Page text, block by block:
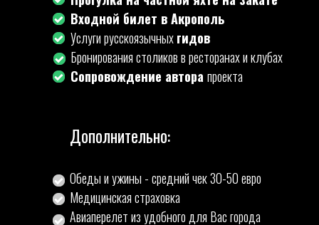
Входной билет в Акрополь
Услуги русскоязычныхгидов
Бронирования столиков в ресторанах и клубах
Сопровождение автора проекта
Дополнительно:
Обеды и ужины - средний чек 30-50 евро
Медицинская страховка
Авиаперелет из удобного для Вас города